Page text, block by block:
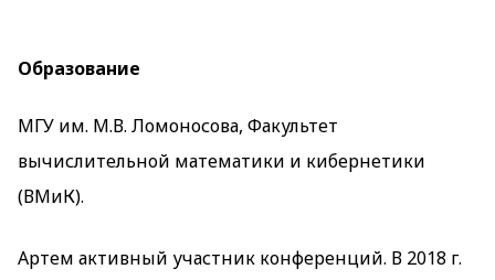
Образование
МГУ им. М.В. Ломоносова, Факультет
вычислительной математики и кибернетики
(ВМиК).
Артем активный участник конференций. В 2018 г.